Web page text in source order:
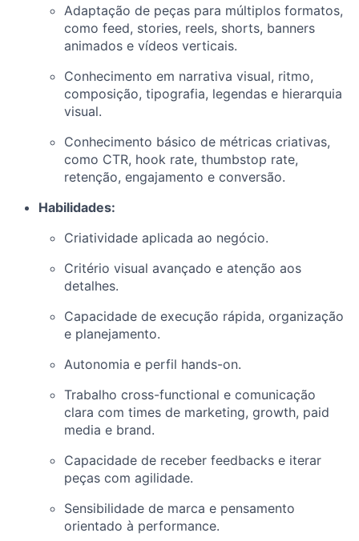
Adaptação de peças para múltiplos formatos,
como feed, stories, reels, shorts, banners
animados e vídeos verticais.
Conhecimento em narrativa visual, ritmo,
composição, tipografia, legendas e hierarquia
visual.
Conhecimento básico de métricas criativas,
como CTR, hook rate, thumbstop rate,
retenção, engajamento e conversão.
Habilidades:
Criatividade aplicada ao negócio.
Critério visual avançado e atenção aos
detalhes.
Capacidade de execução rápida, organização
e planejamento.
Autonomia e perfil hands-on.
Trabalho cross-functional e comunicação
clara com times de marketing, growth, paid
media e brand.
Capacidade de receber feedbacks e iterar
peças com agilidade.
Sensibilidade de marca e pensamento
orientado à performance.